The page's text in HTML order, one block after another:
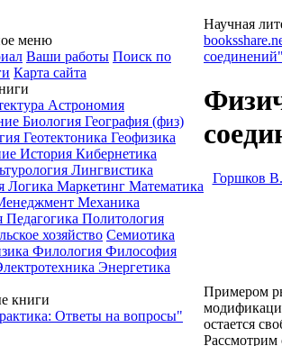
Научная
меню
Ваши работы Поиск по
Карта сайта
Астрономия
Биология География (физ)
Геотектоника Геофизика
История Кибернетика
Лингвистика
Логика Маркетинг Математика
Механика
Педагогика Политология
хозяйство Семиотика
Филология Философия
Энергетика
книги
Ответы на вопросы"
соединений"
Горшков
Примером
остается
Рассмотрим